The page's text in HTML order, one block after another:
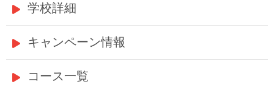
学校詳細
キャンペーン情報
コース一覧